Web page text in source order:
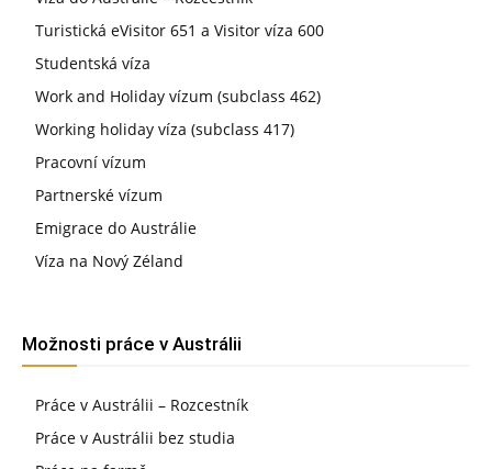
Turistická eVisitor 651 a Visitor víza 600
Studentská víza
Work and Holiday vízum (subclass 462)
Working holiday víza (subclass 417)
Pracovní vízum
Partnerské vízum
Emigrace do Austrálie
Víza na Nový Zéland
Možnosti práce v Austrálii
Práce v Austrálii – Rozcestník
Práce v Austrálii bez studia